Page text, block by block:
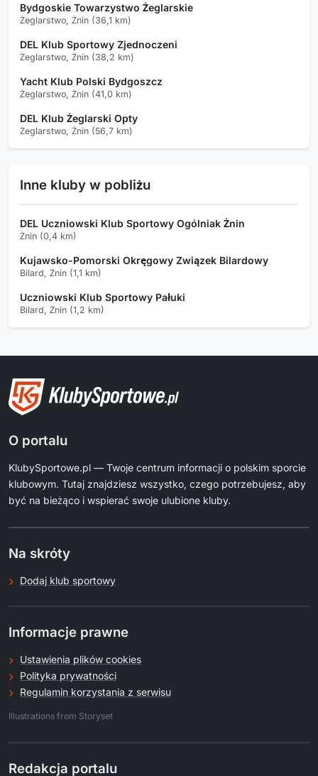
Bydgoskie Towarzystwo Żeglarskie
Żeglarstwo, Żnin (36,1 km)
DEL Klub Sportowy Zjednoczeni
Żeglarstwo, Żnin (38,2 km)
Yacht Klub Polski Bydgoszcz
Żeglarstwo, Żnin (41,0 km)
DEL Klub Żeglarski Opty
Żeglarstwo, Żnin (56,7 km)
Inne kluby w pobliżu
DEL Uczniowski Klub Sportowy Ogólniak Żnin
Żnin (0,4 km)
Kujawsko-Pomorski Okręgowy Związek Bilardowy
Bilard, Żnin (1,1 km)
Uczniowski Klub Sportowy Pałuki
Bilard, Żnin (1,2 km)
O portalu
KlubySportowe.pl — Twoje centrum informacji o polskim sporcie
klubowym. Tutaj znajdziesz wszystko, czego potrzebujesz, aby
być na bieżąco i wspierać swoje ulubione kluby.
Na skróty
Dodaj klub sportowy
Informacje prawne
Ustawienia plików cookies
Polityka prywatności
Regulamin korzystania z serwisu
Illustrations from Storyset
Redakcja portalu